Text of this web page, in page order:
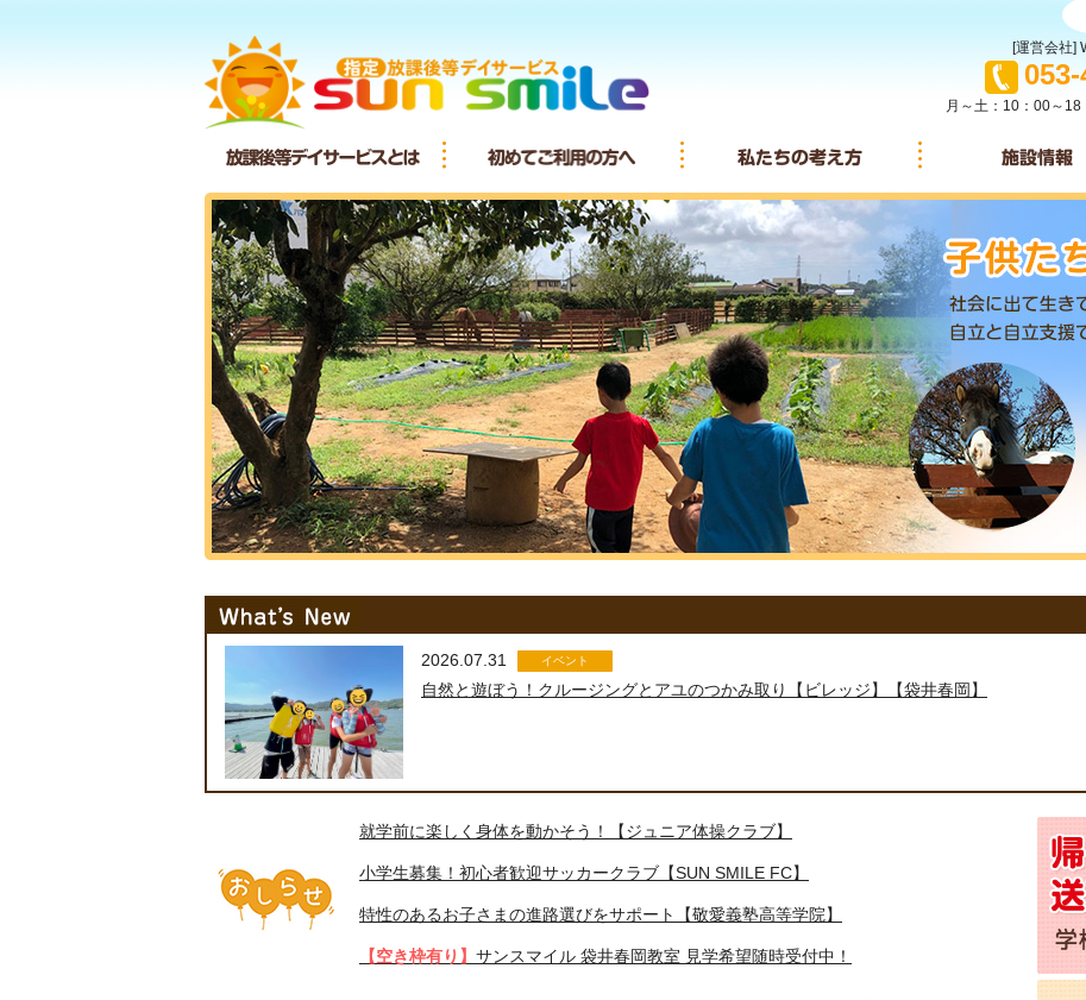
[運営会社]
TEL:
月～土：10：00～18
放課後等デイサービスとは 初めてご利用の方へ 私たちの考え方
2026.07.31 イベント
自然と遊ぼう！クルージングとアユのつかみ取り【ビレッジ】【袋井春岡】
就学前に楽しく身体を動かそう！【ジュニア体操クラブ】
小学生募集！初心者歓迎サッカークラブ【SUN SMILE FC】
特性のあるお子さまの進路選びをサポート【敬愛義塾高等学院】
【空き枠有り】 サンスマイル 袋井春岡教室 見学希望随時受付中！